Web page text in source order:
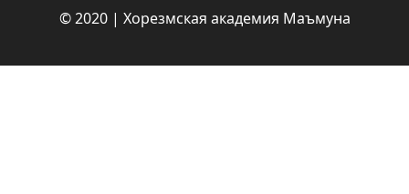
© 2020 | Хорезмская академия Маъмуна